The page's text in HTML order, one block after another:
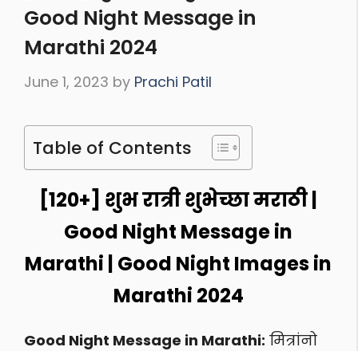
Good Night Message in
Marathi 2024
June 1, 2023 by Prachi Patil
Table of Contents
[120+] शुभ रात्री शुभेच्छा मराठी |
Good Night Message in
Marathi | Good Night Images in
Marathi 2024
Good Night Message in Marathi: मित्रांनो